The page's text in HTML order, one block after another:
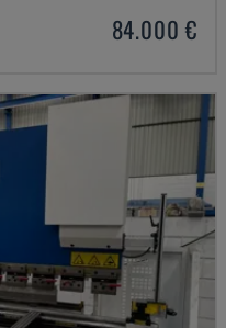
84.000 €